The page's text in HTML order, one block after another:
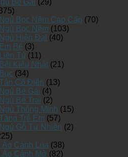
Bé Gái (29)
Bọc Nệm Cao Cấp (70)
Bọc Nệm (103)
Hiện Đại (40)
Bé (3)
Tủ (11)
Kiểu Nhật (21)
(34)
Cổ Điển (13)
Bé Gái (4)
Bé Trai (2)
Thông Minh (15)
Trẻ Em (57)
Gỗ Tự Nhiên (2)
Áo Cánh Lùa (38)
Áo Cánh Mở (82)